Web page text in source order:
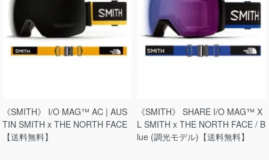
《SMITH》 I/O MAG™ AC | AUS
TIN SMITH x THE NORTH FACE
【送料無料】
《SMITH》 SHARE I/O MAG™ X
L SMITH x THE NORTH FACE / B
lue (調光モデル)【送料無料】